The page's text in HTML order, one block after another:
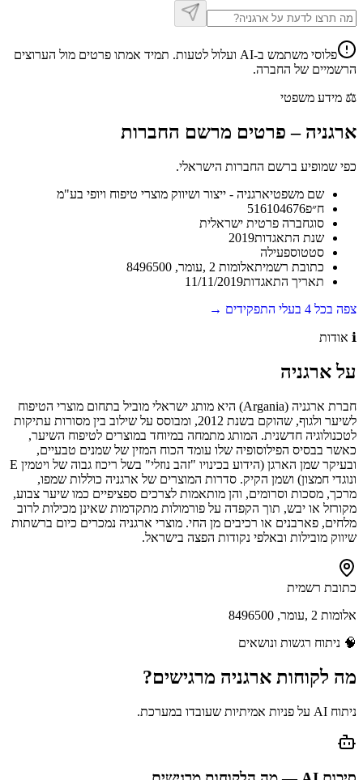
פלוסי משתמש ב-AI ועלול לטעות. תמיד אמתו פרטים מול הערוצים
הרשמיים של החברה.
⚖️ מידע משפטי
ארגניה – פרטים מרשם החברות
כפי שמופיע ברשם החברות הישראלי.
שם משפטיארגניה - ייצור ושיווק מוצרי טיפוח ויופי בע"מ
ח״פ516104676
סוגחברה פרטית ישראלית
שנת התאגדות2019
סטטוספעילה
כתובת רשמיתאלומות 2 ,עומר, 8496500
תאריך התאגדות11/11/2019
צפה בכל 4 בעלי התפקידים →
ℹ️ אודות
עלארגניה
חברת ארגניה (Argania) היא מותג ישראלי מוביל בתחום מוצרי הטיפוח
לשיער ולגוף, שהוקם בשנת 2012, ומבוסס על שילוב בין מסורות עתיקות
לטכנולוגיה חדשנית. המותג מתמחה במיוחד במוצרים לטיפוח השיער,
כאשר בבסיס הפילוסופיה שלו עומד הכוח המזין של שמנים טבעיים,
ובעיקר שמן הארגן (הידוע בכינויו "זהב נוזלי" בשל ריכוז גבוה של ויטמין E
ונוגדי חמצון) ושמן הקיק. סדרות המוצרים של ארגניה כוללות שמפו,
מרכך, מסכות וסרומים, והן מותאמות לצרכים ספציפיים כמו שיער צבוע,
מקורזל או יבש, תוך הקפדה על פורמולות מתקדמות שאינן מכילות לרוב
מלחים, פארבנים או רכיבים מן החי. מוצרי ארגניה נמכרים כיום ברשתות
שיווק מובילות ובאלפי נקודות הפצה בישראל.
כתובת רשמית
אלומות 2 ,עומר, 8496500
🧠 ניתוח רגשות ונושאים
מה לקוחות ארגניה מרגישים?
ניתוח AI על פניות אמיתיות שעובדו במערכת.